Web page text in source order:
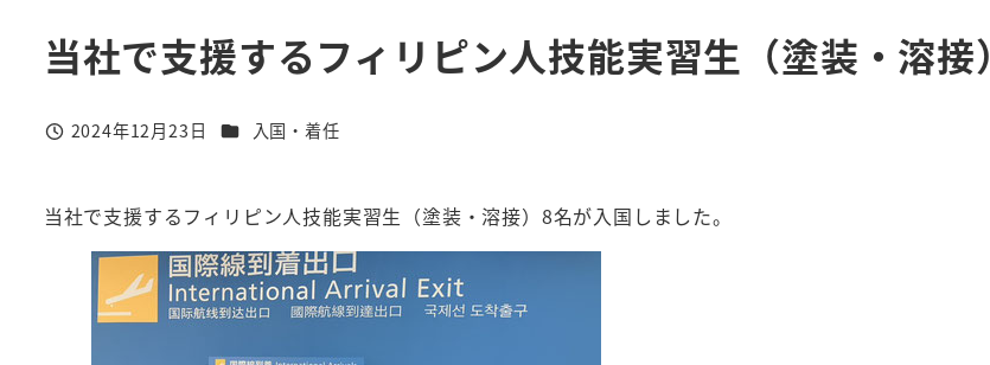
当社で支援するフィリピン人技能実習生（塗装・溶接
投稿日
2024年12月23日 カテゴリー
入国・着任
当社で支援するフィリピン人技能実習生（塗装・溶接）8名が入国しました。